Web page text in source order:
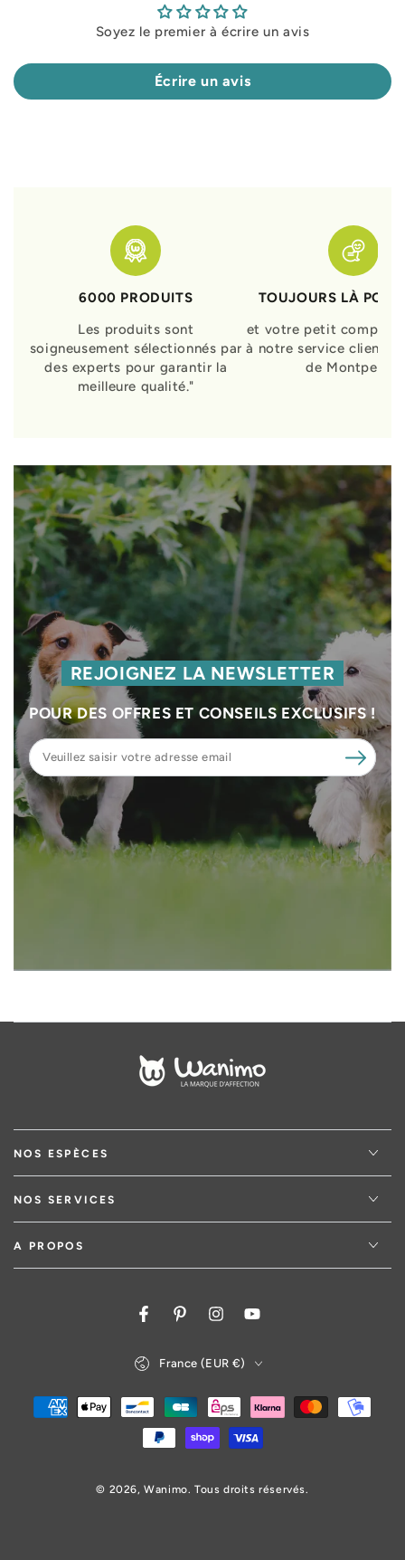
Soyez le premier à écrire un avis
Écrire un avis
6000 PRODUITS
Les produits sont
soigneusement sélectionnés par
des experts pour garantir la
meilleure qualité."
TOUJOURS LÀ
et votre petit
à notre service clients
de Montpellier
REJOIGNEZ LA NEWSLETTER
POUR DES OFFRES ET CONSEILS EXCLUSIFS !
Veuillez
saisir
votre
adresse
email
NOS ESPÈCES
NOS SERVICES
A PROPOS
FacebookPinterestInstagramYouTube
© 2026,Wanimo. Tous droits réservés.
France (EUR €)
Modes